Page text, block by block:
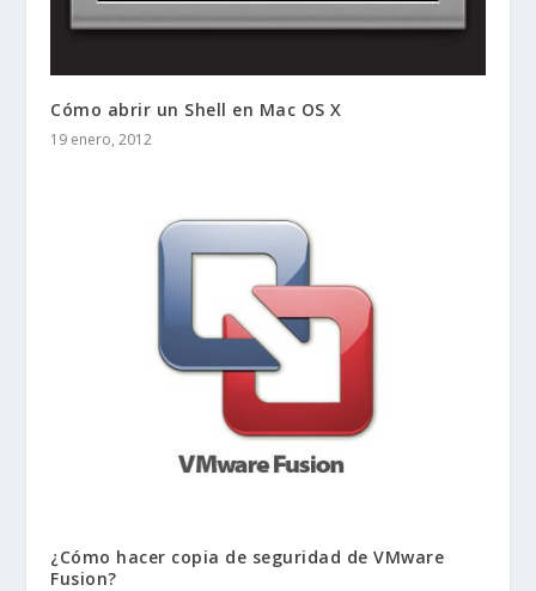
Cómo abrir un Shell en Mac OS X
19 enero, 2012
¿Cómo hacer copia de seguridad de VMware
Fusion?